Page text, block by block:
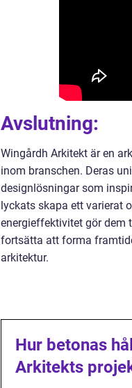
Avslutning:
Wingårdh Arkitekt är en
inom branschen. Deras
designlösningar som
lyckats skapa ett varierat
energieffektivitet gör dem
fortsätta att forma
arkitektur.
Hur betonas
Arkitekts